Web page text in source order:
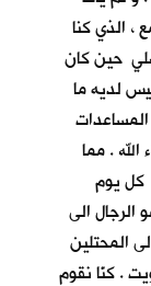
، الذي كنا
حين كان
لديه ما
. مما
كل يوم
الى
المحتلين
. كنّا نقوم